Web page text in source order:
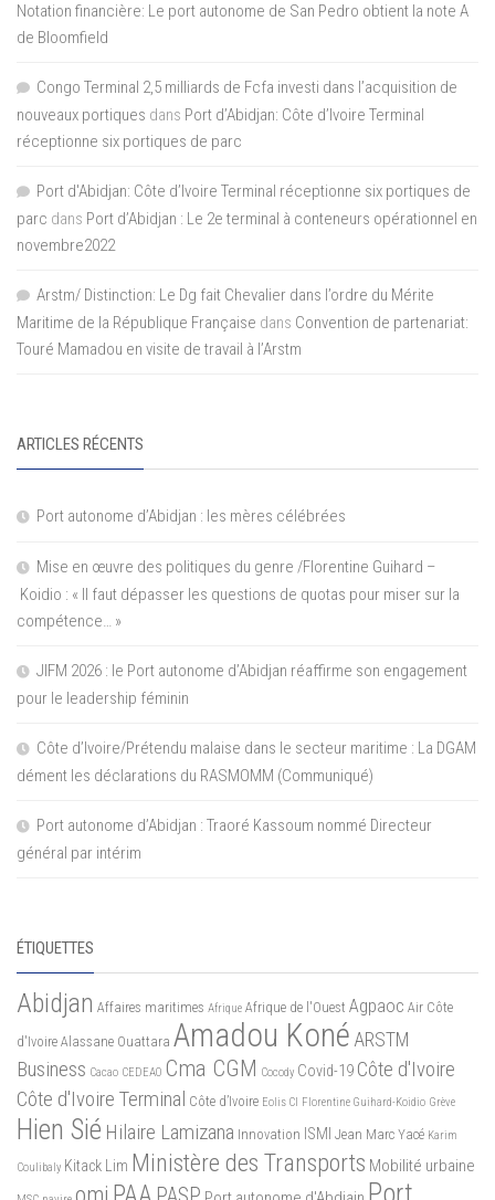
Notation financière: Le port autonome de San Pedro obtient la note A
de Bloomfield
Congo Terminal 2,5 milliards de Fcfa investi dans l’acquisition de
nouveaux portiques dans Port d’Abidjan: Côte d’Ivoire Terminal
réceptionne six portiques de parc
Port d'Abidjan: Côte d’Ivoire Terminal réceptionne six portiques de
parc dans Port d’Abidjan : Le 2e terminal à conteneurs opérationnel en
novembre2022
Arstm/ Distinction: Le Dg fait Chevalier dans l’ordre du Mérite
Maritime de la République Française dans Convention de partenariat:
Touré Mamadou en visite de travail à l’Arstm
ARTICLES RÉCENTS
Port autonome d’Abidjan : les mères célébrées
Mise en œuvre des politiques du genre /Florentine Guihard –
Koidio : « Il faut dépasser les questions de quotas pour miser sur la
compétence… »
JIFM 2026 : le Port autonome d’Abidjan réaffirme son engagement
pour le leadership féminin
Côte d’Ivoire/Prétendu malaise dans le secteur maritime : La DGAM
dément les déclarations du RASMOMM (Communiqué)
Port autonome d’Abidjan : Traoré Kassoum nommé Directeur
général par intérim
ÉTIQUETTES
Abidjan Affaires maritimes Afrique Afrique de l'Ouest Agpaoc Air Côte
d'Ivoire Alassane Ouattara Amadou Koné ARSTM
Business Cacao CEDEAO Cma CGM Cocody Covid-19 Côte d'Ivoire
Côte d'Ivoire Terminal Côte d’Ivoire Eolis CI Florentine Guihard-Koidio Grève
Hien Sié Hilaire Lamizana Innovation ISMI Jean Marc Yacé Karim
Coulibaly Kitack Lim Ministère des Transports Mobilité urbaine